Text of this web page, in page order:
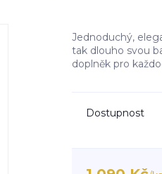
Jednoduchý,
tak dlouho svou
doplněk pro
Dostupnost